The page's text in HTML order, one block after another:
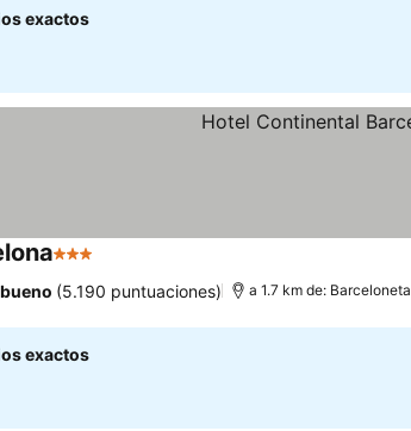
exactos
3 Estrellas
(5.190 puntuaciones) a 1.7 km de: Barceloneta
exactos